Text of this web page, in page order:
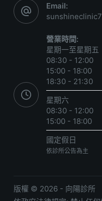
Email:
營業時間:
星期一至星期五
08:30 - 12:00
15:00 - 18:00
18:30 - 21:30
星期六
08:30 - 12:00
15:00 - 18:00
國定假日
依診所公告為主
版權 © 2026 - 向陽診所